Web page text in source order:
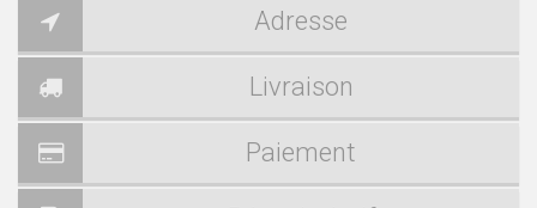
Adresse
Livraison
Paiement